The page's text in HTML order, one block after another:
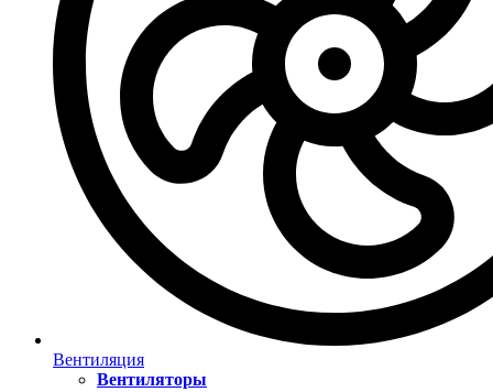
Вентиляция
Вентиляторы